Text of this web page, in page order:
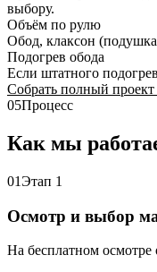
выбору.
Объём по рулю
Обод, клаксон
Подогрев обода
Если штатного
Собрать полный проект
05Процесс
Как мы
01Этап 1
Осмотр и выбор
На бесплатном